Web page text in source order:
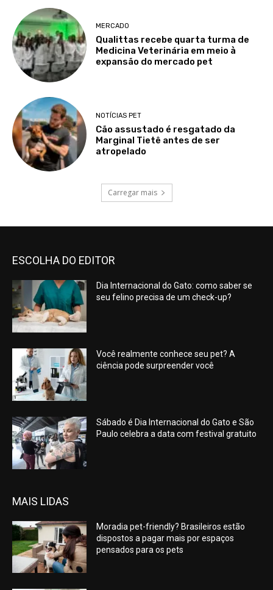
MERCADO
Qualittas recebe quarta turma de
Medicina Veterinária em meio à
expansão do mercado pet
NOTÍCIAS PET
Cão assustado é resgatado da
Marginal Tietê antes de ser
atropelado
Carregar mais
ESCOLHA DO EDITOR
Dia Internacional do Gato: como saber se
seu felino precisa de um check-up?
Você realmente conhece seu pet? A
ciência pode surpreender você
Sábado é Dia Internacional do Gato e São
Paulo celebra a data com festival gratuito
MAIS LIDAS
Moradia pet-friendly? Brasileiros estão
dispostos a pagar mais por espaços
pensados para os pets